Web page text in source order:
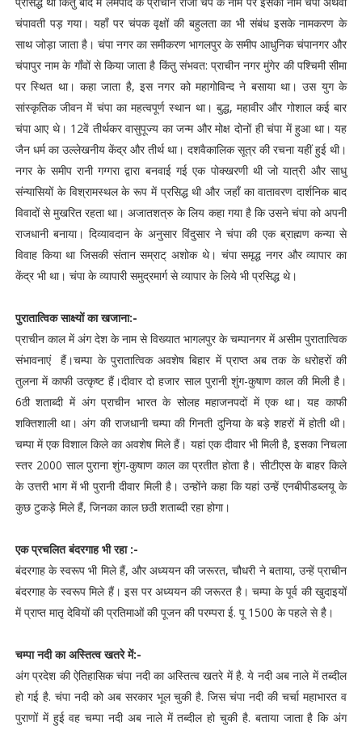
चंपावती पड़ गया। यहाँ पर चंपक वृक्षों की बहुलता का भी संबंध इसके नामकरण के
साथ जोड़ा जाता है। चंपा नगर का समीकरण भागलपुर के समीप आधुनिक चंपानगर और
चंपापुर नाम के गाँवों से किया जाता है किंतु संभवत: प्राचीन नगर मुंगेर की पश्चिमी सीमा
पर स्थित था। कहा जाता है, इस नगर को महागोविन्द ने बसाया था। उस युग के
सांस्कृतिक जीवन में चंपा का महत्वपूर्ण स्थान था। बुद्ध, महावीर और गोशाल कई बार
चंपा आए थे। 12वें तीर्थकर वासुपूज्य का जन्म और मोक्ष दोनों ही चंपा में हुआ था। यह
जैन धर्म का उल्लेखनीय केंद्र और तीर्थ था। दशवैकालिक सूत्र की रचना यहीं हुई थी।
नगर के समीप रानी गग्गरा द्वारा बनवाई गई एक पोक्खरणी थी जो यात्री और साधु
संन्यासियों के विश्रामस्थल के रूप में प्रसिद्ध थी और जहाँ का वातावरण दार्शनिक बाद
विवादों से मुखरित रहता था। अजातशत्रु के लिय कहा गया है कि उसने चंपा को अपनी
राजधानी बनाया। दिव्यावदान के अनुसार विंदुसार ने चंपा की एक ब्राह्मण कन्या से
विवाह किया था जिसकी संतान सम्राट् अशोक थे। चंपा समृद्ध नगर और व्यापार का
केंद्र भी था। चंपा के व्यापारी समुद्रमार्ग से व्यापार के लिये भी प्रसिद्ध थे।
पुरातात्विक साक्ष्यों का खजाना:-
प्राचीन काल में अंग देश के नाम से विख्यात भागलपुर के चम्पानगर में असीम पुरातात्विक
संभावनाएं हैं।चम्पा के पुरातात्विक अवशेष बिहार में प्राप्त अब तक के धरोहरों की
तुलना में काफी उत्कृष्ट हैं।दीवार दो हजार साल पुरानी शुंग-कुषाण काल की मिली है।
6ठी शताब्दी में अंग प्राचीन भारत के सोलह महाजनपदों में एक था। यह काफी
शक्तिशाली था। अंग की राजधानी चम्पा की गिनती दुनिया के बड़े शहरों में होती थी।
चम्पा में एक विशाल किले का अवशेष मिले हैं। यहां एक दीवार भी मिली है, इसका निचला
स्तर 2000 साल पुराना शुंग-कुषाण काल का प्रतीत होता है। सीटीएस के बाहर किले
के उत्तरी भाग में भी पुरानी दीवार मिली है। उन्होंने कहा कि यहां उन्हें एनबीपीडब्लयू के
कुछ टुकड़े मिले हैं, जिनका काल छठी शताब्दी रहा होगा।
एक प्रचलित बंदरगाह भी रहा :-
बंदरगाह के स्वरूप भी मिले हैं, और अध्ययन की जरूरत, चौधरी ने बताया, उन्हें प्राचीन
बंदरगाह के स्वरूप मिले हैं। इस पर अध्ययन की जरूरत है। चम्पा के पूर्व की खुदाइयों
में प्राप्त मातृ देवियों की प्रतिमाओं की पूजन की परम्परा ई. पू 1500 के पहले से है।
चम्पा नदी का अस्तित्व खतरे में:-
अंग प्रदेश की ऐतिहासिक चंपा नदी का अस्तित्व खतरे में है. ये नदी अब नाले में तब्दील
हो गई है. चंपा नदी को अब सरकार भूल चुकी है. जिस चंपा नदी की चर्चा महाभारत व
पुराणों में हुई वह चम्पा नदी अब नाले में तब्दील हो चुकी है. बताया जाता है कि अंग